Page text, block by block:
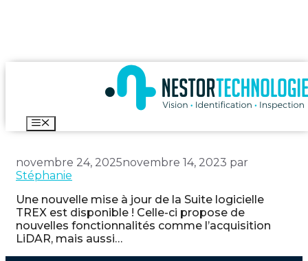
Menu
NOUVEAU PACKAGE TREX –
NOVEMBRE 2023
novembre 24, 2025novembre 14, 2023 par
Stéphanie
Une nouvelle mise à jour de la Suite logicielle
TREX est disponible ! Celle-ci propose de
nouvelles fonctionnalités comme l’acquisition
LiDAR, mais aussi…